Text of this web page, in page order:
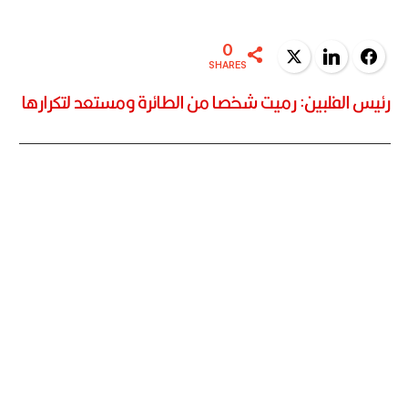
Facebook
LinkedIn
Twitter
0
SHARES
رئيس الفلبين: رميت شخصا من الطائرة ومستعد لتكرارها